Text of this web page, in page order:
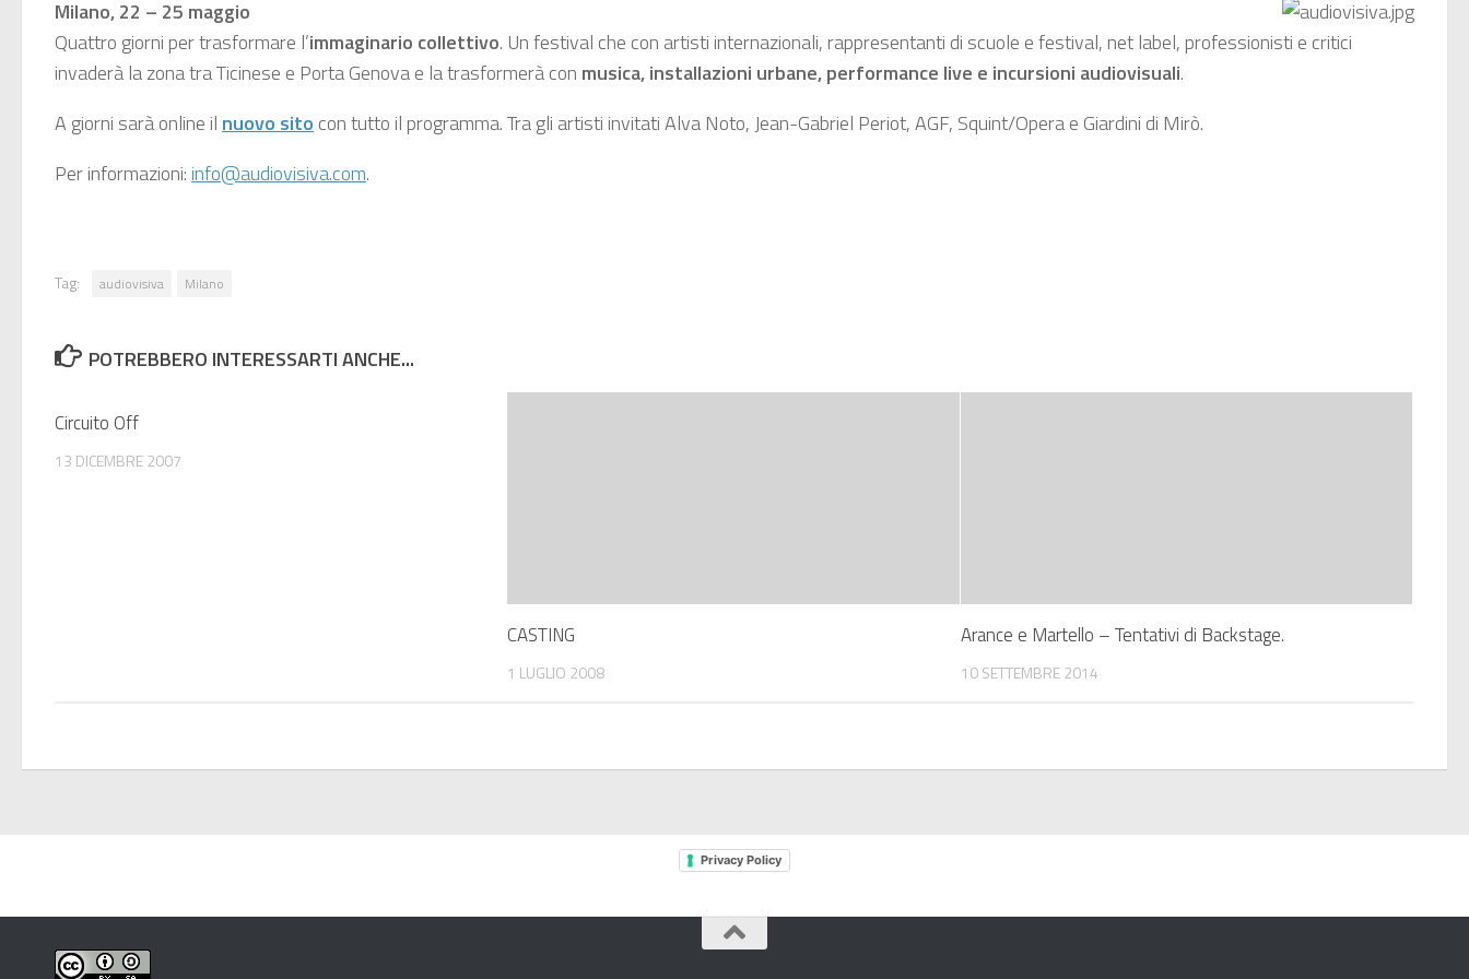
Milano, 22 – 25 maggio
Quattro giorni per trasformare l’immaginario collettivo. Un festival che con artisti internazionali, rappresentanti di scuole e festival, net label, professionisti e critici
invaderà la zona tra Ticinese e Porta Genova e la trasformerà con musica, installazioni urbane, performance live e incursioni audiovisuali.
A giorni sarà online il nuovo sito con tutto il programma. Tra gli artisti invitati Alva Noto, Jean-Gabriel Periot, AGF, Squint/Opera e Giardini di Mirò.
Per informazioni:info@audiovisiva.com.
Tag: audiovisiva Milano
POTREBBERO INTERESSARTI ANCHE...
Circuito Off
13 DICEMBRE 2007
CASTING
1 LUGLIO 2008
Arance e Martello – Tentativi di Backstage.
10 SETTEMBRE 2014
Privacy Policy